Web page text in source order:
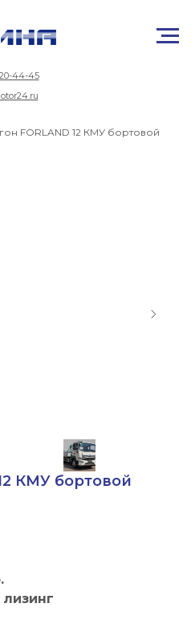
44-45
FORLAND 12 КМУ бортовой
КМУ бортовой